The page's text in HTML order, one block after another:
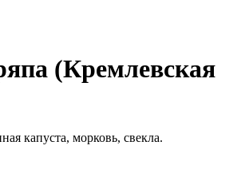
(Кремлевская
капуста, морковь, свекла.